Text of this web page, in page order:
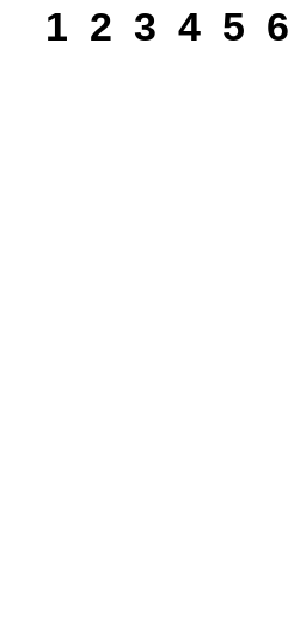
1 2 3 4 5 6